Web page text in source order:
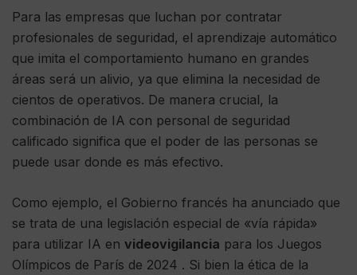
Para las empresas que luchan por contratar
profesionales de seguridad, el aprendizaje automático
que imita el comportamiento humano en grandes
áreas será un alivio, ya que elimina la necesidad de
cientos de operativos. De manera crucial, la
combinación de IA con personal de seguridad
calificado significa que el poder de las personas se
puede usar donde es más efectivo.
Como ejemplo, el Gobierno francés ha anunciado que
se trata de una legislación especial de «vía rápida»
para utilizar IA en videovigilancia para los Juegos
Olímpicos de París de 2024 . Si bien la ética de la